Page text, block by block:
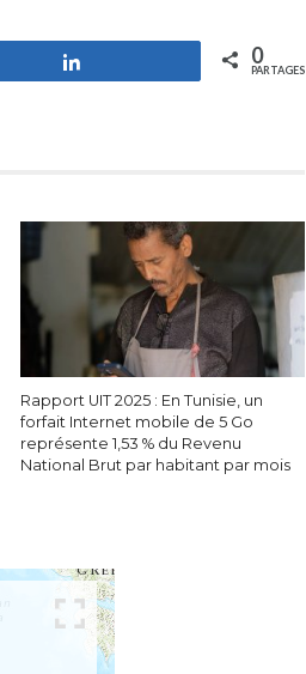
0
PARTAGES
Rapport UIT 2025 : En Tunisie, un
forfait Internet mobile de 5 Go
représente 1,53 % du Revenu
National Brut par habitant par mois